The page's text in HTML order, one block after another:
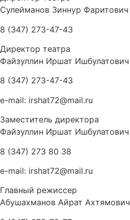
Сулейманов Зиннур Фаритович
8 (347) 273-47-43
Директор театра
Файзуллин Иршат Ишбулатович
8 (347) 273-47-43
e-mail: irshat72@mail.ru
Заместитель директора
Файзуллин Иршат Ишбулатович
8 (347) 273 80 38
e-mail: irshat72@mail.ru
Главный режиссер
Абушахманов Айрат Ахтямович